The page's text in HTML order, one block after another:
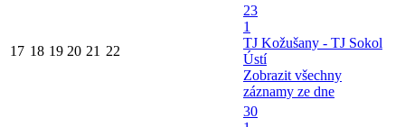
17 18 19 20 21 22
23
1
TJ Kožušany - TJ Sokol
Ústí
Zobrazit všechny
záznamy ze dne
30